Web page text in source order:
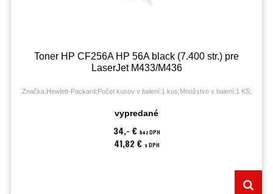
Toner HP CF256A HP 56A black (7.400 str.) pre
LaserJet M433/M436
Značka:Hewlett-Packard;Počet kusov v balení:1 kus;Množstvo v balení:1 KS;
vypredané
34,- € bez DPH
41,82 € s DPH